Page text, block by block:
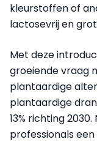
kleurstoffen of
lactosevrij en
Met deze
groeiende vraag
plantaardige
plantaardige
13% richting
professionals